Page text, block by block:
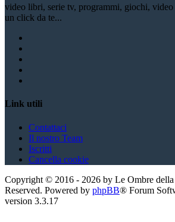
video libri, serie tv, programmi, giochi, video
un click da te...
Link utili
Contattaci
Il nostro Team
Iscritti
Cancella cookie
Copyright © 2016 - 2026 by Le Ombre
Reserved. Powered by phpBB® Forum
version 3.3.17